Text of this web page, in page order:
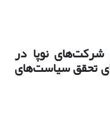
شرکت‌های نوپا در
تحقق سیاست‌های